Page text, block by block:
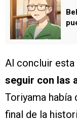
Al concluir esta
seguir con las
Toriyama
final de la